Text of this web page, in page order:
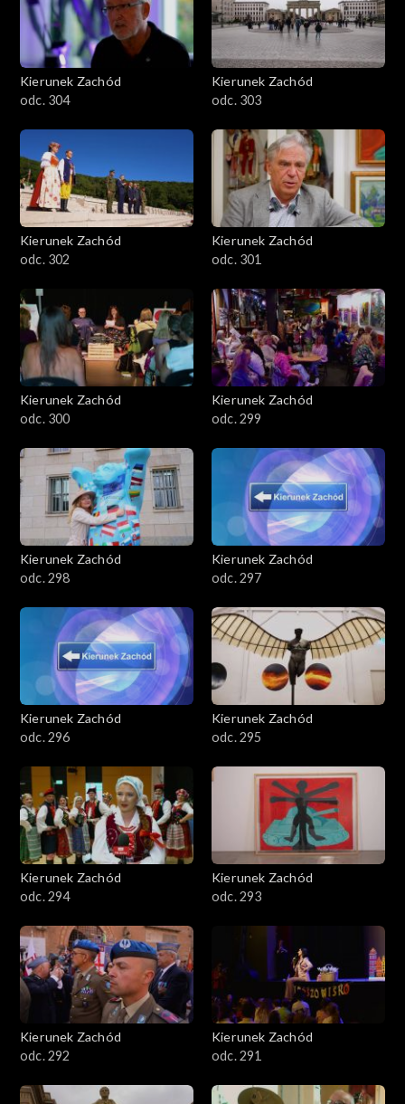
Kierunek Zachód
odc. 304
Kierunek Zachód
odc. 303
Kierunek Zachód
odc. 302
Kierunek Zachód
odc. 301
Kierunek Zachód
odc. 300
Kierunek Zachód
odc. 299
Kierunek Zachód
odc. 298
Kierunek Zachód
odc. 297
Kierunek Zachód
odc. 296
Kierunek Zachód
odc. 295
Kierunek Zachód
odc. 294
Kierunek Zachód
odc. 293
Kierunek Zachód
odc. 292
Kierunek Zachód
odc. 291